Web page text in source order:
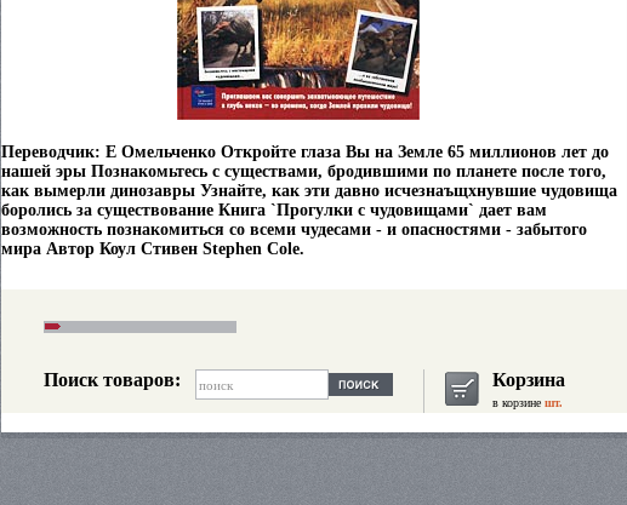
Переводчик: Е Омельченко Откройте глаза Вы на Земле 65 миллионов лет до
нашей эры Познакомьтесь с существами, бродившими по планете после того,
как вымерли динозавры Узнайте, как эти давно исчезнаъщхнувшие чудовища
боролись за существование Книга `Прогулки с чудовищами` дает вам
возможность познакомиться со всеми чудесами - и опасностями - забытого
мира Автор Коул Стивен Stephen Cole.
Поиск товаров: Корзина
в корзинешт.